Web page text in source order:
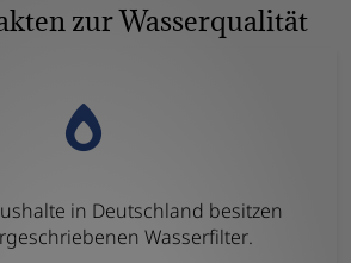
zur Wasserqualität
in Deutschland besitzen
Wasserfilter.